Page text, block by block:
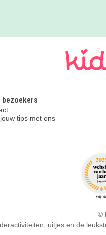
bezoekers
tips met ons
©
uitjes en de